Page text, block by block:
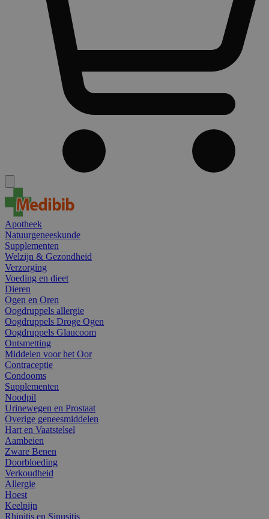
Apotheek
Natuurgeneeskunde
Supplementen
Welzijn & Gezondheid
Verzorging
Voeding en dieet
Dieren
Ogen en Oren
Oogdruppels allergie
Oogdruppels Droge Ogen
Oogdruppels Glaucoom
Ontsmetting
Middelen voor het Oor
Contraceptie
Condooms
Supplementen
Noodpil
Urinewegen en Prostaat
Overige geneesmiddelen
Hart en Vaatstelsel
Aambeien
Zware Benen
Doorbloeding
Verkoudheid
Allergie
Hoest
Keelpijn
Rhinitis en Sinusitis